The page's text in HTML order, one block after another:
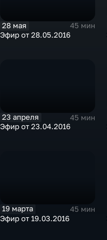
28 мая
45 мин
Эфир от 28.05.2016
23 апреля
45 мин
Эфир от 23.04.2016
19 марта
45 мин
Эфир от 19.03.2016